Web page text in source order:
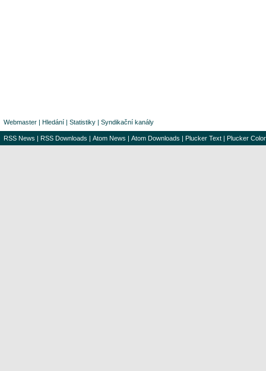
Webmaster | Hledání | Statistiky | Syndikační kanály
RSS News | RSS Downloads | Atom News | Atom Downloads | Plucker Text | Plucker Color